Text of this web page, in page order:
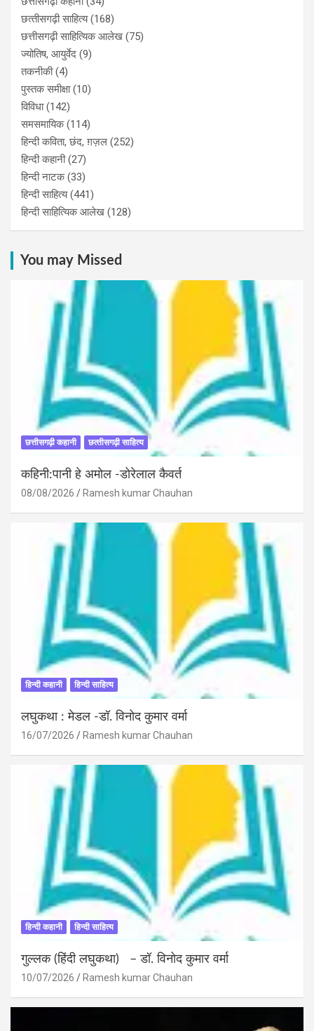
छत्‍तीसगढ़ी साहित्‍य(168)
छत्तीसगढ़ी साहित्यिक आलेख (75)
ज्योतिष, आयुर्वेद (9)
तकनीकी(4)
पुस्‍तक समीक्षा(10)
विविधा(142)
समसमायिक(114)
हिन्दी कविता, छंद, ग़ज़ल (252)
हिन्दी कहानी(27)
हिन्‍दी नाटक(33)
हिन्दी साहित्य(441)
हिन्दी साहित्यिक आलेख (128)
You may Missed
छत्तीसगढ़ी कहानी छत्‍तीसगढ़ी साहित्‍य
कहिनी:पानी हे अमोल -डोरेलाल कैवर्त
08/08/2026 Ramesh kumar Chauhan
हिन्दी कहानी हिन्दी साहित्य
लघुकथा : मेडल -डॉ. विनोद कुमार वर्मा
16/07/2026 Ramesh kumar Chauhan
हिन्दी कहानी हिन्दी साहित्य
गुल्लक (हिंदी लघुकथा) – डॉ. विनोद कुमार वर्मा
10/07/2026 Ramesh kumar Chauhan